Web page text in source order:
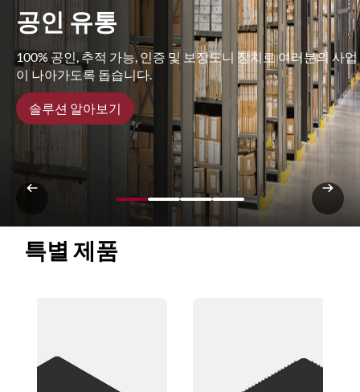
공인 유통
100% 공인, 추적 가능, 인증 및 보장도니 장치로 여러분의 사업
이 나아가도록 돕습니다.
솔루션 알아보기
특별 제품